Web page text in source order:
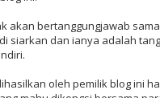
akan bertanggungjawab
siarkan dan ianya adalah
oleh pemilik blog ini